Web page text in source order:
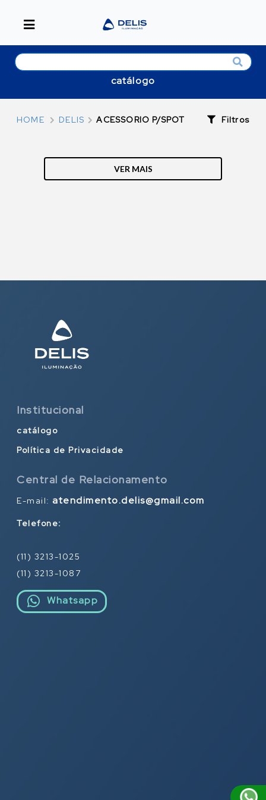
catálogo
HOME DELIS ACESSORIO P/SPOT Filtros
VER MAIS
Institucional
catálogo
Política de Privacidade
Central de Relacionamento
E-mail: atendimento.delis@gmail.com
Telefone:
(11) 3213-1025
(11) 3213-1087
Whatsapp